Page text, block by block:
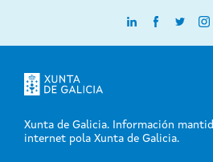
Xunta de Galicia. Información
internet pola Xunta de Galicia.